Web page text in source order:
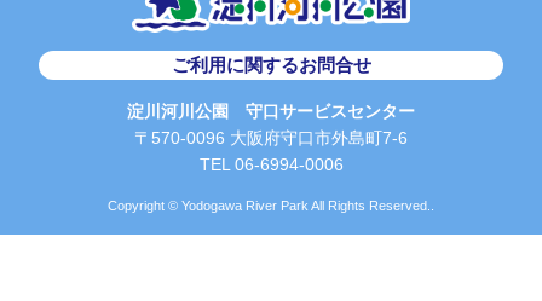
ご利用に関するお問合せ
淀川河川公園 守口サービスセンター
〒570-0096 大阪府守口市外島町7-6
TEL 06-6994-0006
Copyright © Yodogawa River Park All Rights Reserved..